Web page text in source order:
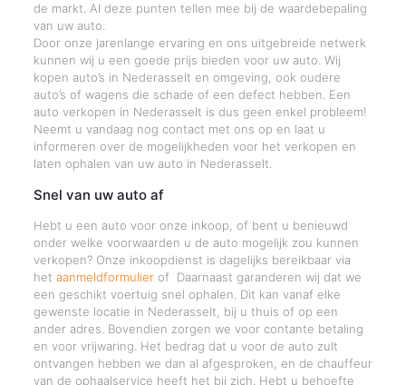
de markt. Al deze punten tellen mee bij de waardebepaling
van uw auto.
Door onze jarenlange ervaring en ons uitgebreide netwerk
kunnen wij u een goede prijs bieden voor uw auto. Wij
kopen auto’s in Nederasselt en omgeving, ook oudere
auto’s of wagens die schade of een defect hebben. Een
auto verkopen in Nederasselt is dus geen enkel probleem!
Neemt u vandaag nog contact met ons op en laat u
informeren over de mogelijkheden voor het verkopen en
laten ophalen van uw auto in Nederasselt.
Snel van uw auto af
Hebt u een auto voor onze inkoop, of bent u benieuwd
onder welke voorwaarden u de auto mogelijk zou kunnen
verkopen? Onze inkoopdienst is dagelijks bereikbaar via
het aanmeldformulierof Daarnaast garanderen wij dat we
een geschikt voertuig snel ophalen. Dit kan vanaf elke
gewenste locatie in Nederasselt, bij u thuis of op een
ander adres. Bovendien zorgen we voor contante betaling
en voor vrijwaring. Het bedrag dat u voor de auto zult
ontvangen hebben we dan al afgesproken, en de chauffeur
van de ophaalservice heeft het bij zich. Hebt u behoefte